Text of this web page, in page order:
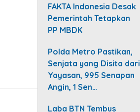
FAKTA Indonesia Desak
Pemerintah Tetapkan
PP MBDK
Polda Metro Pastikan,
Senjata yang Disita dari
Yayasan, 995 Senapan
Angin, 1 Sen…
Laba BTN Tembus